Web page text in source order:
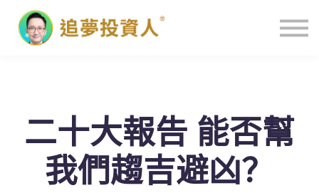
主頁
二十大報告 能否幫
我們趨吉避凶？